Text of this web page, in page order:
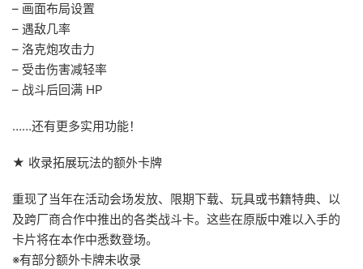
– 画面布局设置
– 遇敌几率
– 洛克炮攻击力
– 受击伤害减轻率
– 战斗后回满 HP
……还有更多实用功能！
★ 收录拓展玩法的额外卡牌
重现了当年在活动会场发放、限期下载、玩具或书籍特典、以
及跨厂商合作中推出的各类战斗卡。这些在原版中难以入手的
卡片将在本作中悉数登场。
※有部分额外卡牌未收录